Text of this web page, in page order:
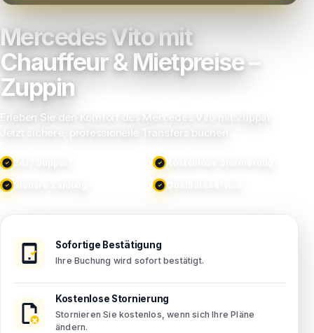
Mercedes Vito mit
Chauffeur & Mietpreise –
Zuppin
Erleben Sie den Komfort des Mercedes Vito mit Zuppin.
Jetzt sichere, professionelle Transfers buchen.
Sofortige Bestätigung
Ihre Buchung wird sofort bestätigt.
Kostenlose Stornierung
Stornieren Sie kostenlos, wenn sich Ihre Pläne
ändern.